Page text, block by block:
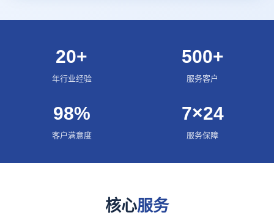
20+
年行业经验
500+
服务客户
98%
客户满意度
7×24
服务保障
核心服务